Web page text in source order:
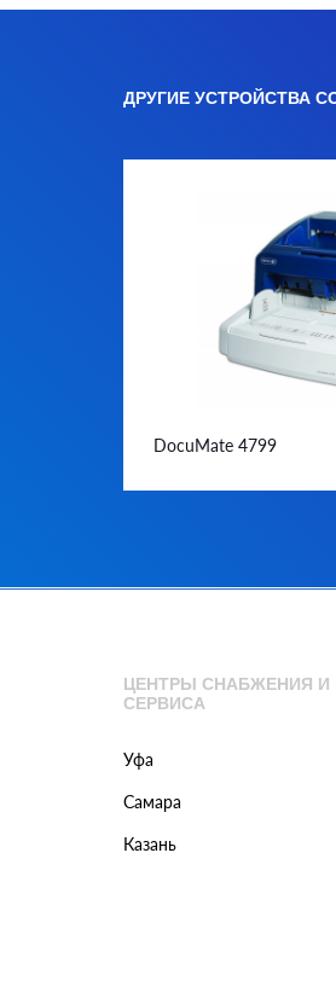
ДРУГИЕ УСТРОЙСТВА
DocuMate 4799
ЦЕНТРЫ СНАБЖЕНИЯ И
СЕРВИСА
Уфа
Самара
Казань